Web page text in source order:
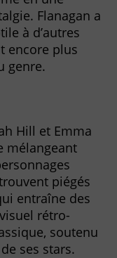
Flanagan a
à d’autres
encore plus
genre.
Hill et Emma
mélangeant
piégés
entraîne des
rétro-
soutenu
ses stars.